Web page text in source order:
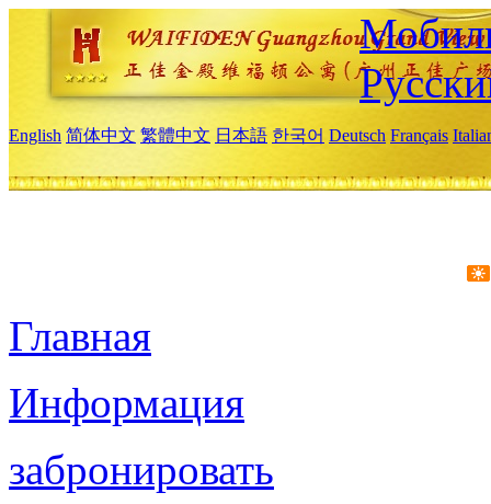
English 简体中文 繁體中文 日本語 한국어 Deutsch Français
Главная
Информация
забронировать